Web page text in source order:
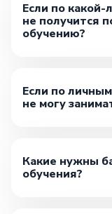
Если по какой-
не получится
обучению?
Если по
не могу
Какие нужны
обучения?